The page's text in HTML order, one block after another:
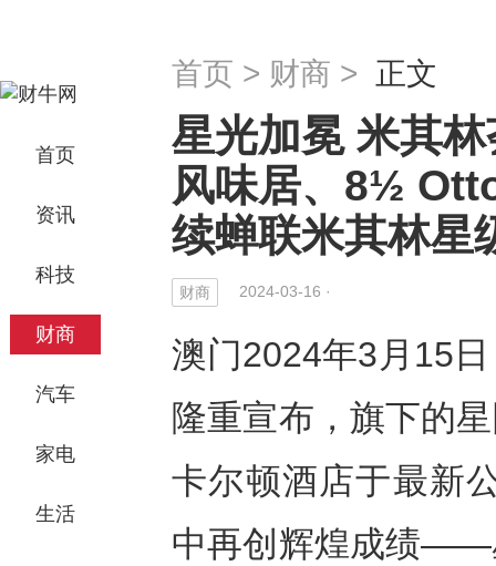
首页
资讯
科技
财商
汽车
家电
生活
首页 > 财商 > 正文
星光加冕 米其
风味居、8½
续蝉联米其林星
财商 2024-03-16 ·
澳门2024年3月15
隆重宣布，旗下的
卡尔顿酒店于最新
中再创辉煌成绩——